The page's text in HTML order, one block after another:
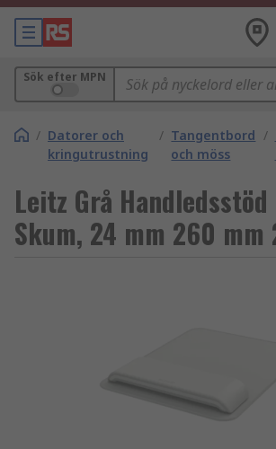
Sök efter MPN
/ Datorer och
kringutrustning
/ Tangentbord
och möss
/
Leitz Grå
Skum, 24 mm 260 mm